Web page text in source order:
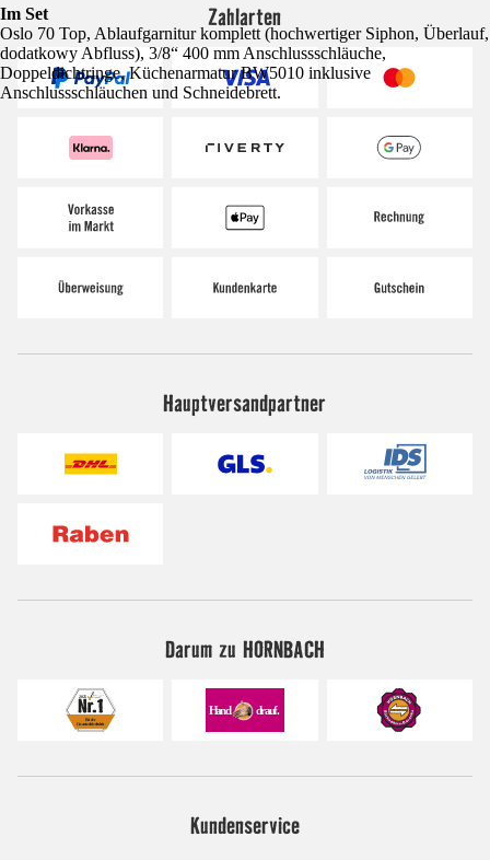
Im Set
Oslo 70 Top, Ablaufgarnitur komplett (hochwertiger Siphon, Überlauf,
dodatkowy Abfluss), 3/8“ 400 mm Anschlussschläuche,
Doppeldichtringe, Küchenarmatur BW5010 inklusive
Anschlussschläuchen und Schneidebrett.
Zahlarten
Hauptversandpartner
Darum zu HORNBACH
Kundenservice